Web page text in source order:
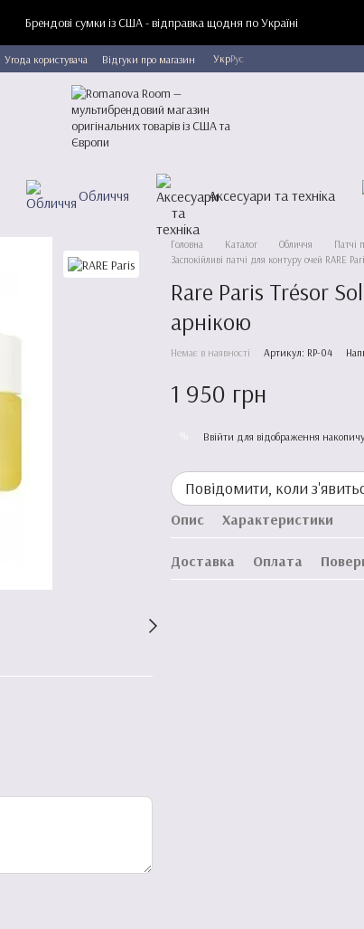
Брендові сумки із США - відправка щодня по Україні
Угода користувача Відгуки про магазин УкрРус
Обличчя Аксесуари та техніка
Головна Каталог Обличчя Патчі
Заспокійливі патчі для контуру очей RARE
Rare Paris Trésor
арнікою
Немає в наявності Артикул: RP-04
1 950 грн
Ввійти для відображення
Повідомити, коли
Опис Характеристики
Доставка Оплата